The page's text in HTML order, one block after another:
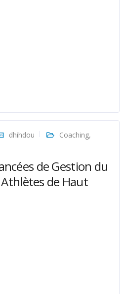
dhihdou Coaching,
de Gestion du
de Haut